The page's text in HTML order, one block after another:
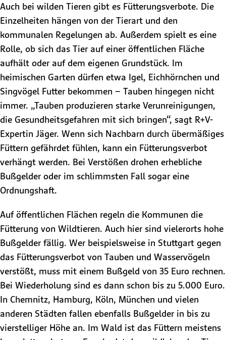
Auch bei wilden Tieren gibt es Fütterungsverbote. Die
Einzelheiten hängen von der Tierart und den
kommunalen Regelungen ab. Außerdem spielt es eine
Rolle, ob sich das Tier auf einer öffentlichen Fläche
aufhält oder auf dem eigenen Grundstück. Im
heimischen Garten dürfen etwa Igel, Eichhörnchen und
Singvögel Futter bekommen – Tauben hingegen nicht
immer. „Tauben produzieren starke Verunreinigungen,
die Gesundheitsgefahren mit sich bringen“, sagt R+V-
Expertin Jäger. Wenn sich Nachbarn durch übermäßiges
Füttern gefährdet fühlen, kann ein Fütterungsverbot
verhängt werden. Bei Verstößen drohen erhebliche
Bußgelder oder im schlimmsten Fall sogar eine
Ordnungshaft.
Auf öffentlichen Flächen regeln die Kommunen die
Fütterung von Wildtieren. Auch hier sind vielerorts hohe
Bußgelder fällig. Wer beispielsweise in Stuttgart gegen
das Fütterungsverbot von Tauben und Wasservögeln
verstößt, muss mit einem Bußgeld von 35 Euro rechnen.
Bei Wiederholung sind es dann schon bis zu 5.000 Euro.
In Chemnitz, Hamburg, Köln, München und vielen
anderen Städten fallen ebenfalls Bußgelder in bis zu
vierstelliger Höhe an. Im Wald ist das Füttern meistens